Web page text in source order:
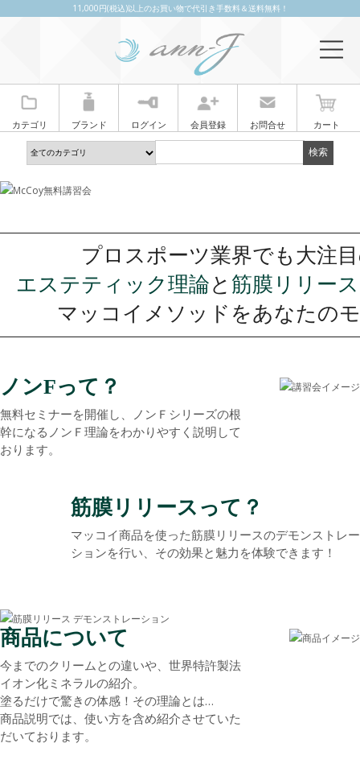
11,000円(税込)以上のお買い物で代引き手数料＆送料無料！
カテゴリ ブランド ログイン 会員登録 お問合せ カート
プロスポーツ業界でも大注
エステティック理論と 筋膜リリース
マッコイメソッドをあなたの
ノンFって？
無料セミナーを開催し、ノンＦシリーズの根
幹になるノンＦ理論をわかりやすく説明して
おります。
筋膜リリースって？
マッコイ商品を使った筋膜リリースのデモンストレー
ションを行い、その効果と魅力を体験できます！
商品について
今までのクリームとの違いや、世界特許製法
イオン化ミネラルの紹介。
塗るだけで驚きの体感！その理論とは…
商品説明では、使い方を含め紹介させていた
だいております。